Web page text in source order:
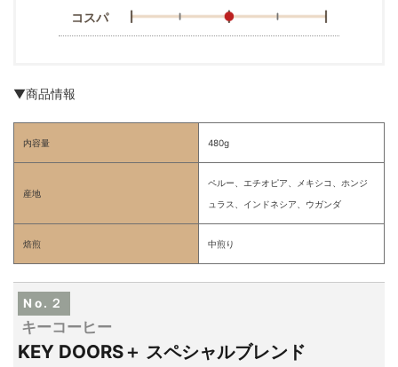
コスパ
▼商品情報
内容量 480g
産地
ペルー、エチオピア、メキシコ、ホンジ
ュラス、インドネシア、ウガンダ
焙煎 中煎り
No.２
キーコーヒー
KEY DOORS＋ スペシャルブレンド